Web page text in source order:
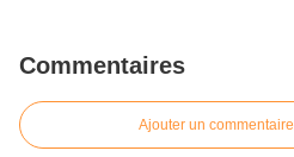
Commentaires
Ajouter un commentaire